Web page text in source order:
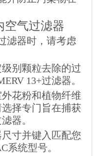
空气过滤器
滤器时，请考虑
级别颗粒去除的过
13+过滤器。
外花粉和植物纤维
择专门旨在捕获
器。
尺寸并键入匹配您
系统型号。